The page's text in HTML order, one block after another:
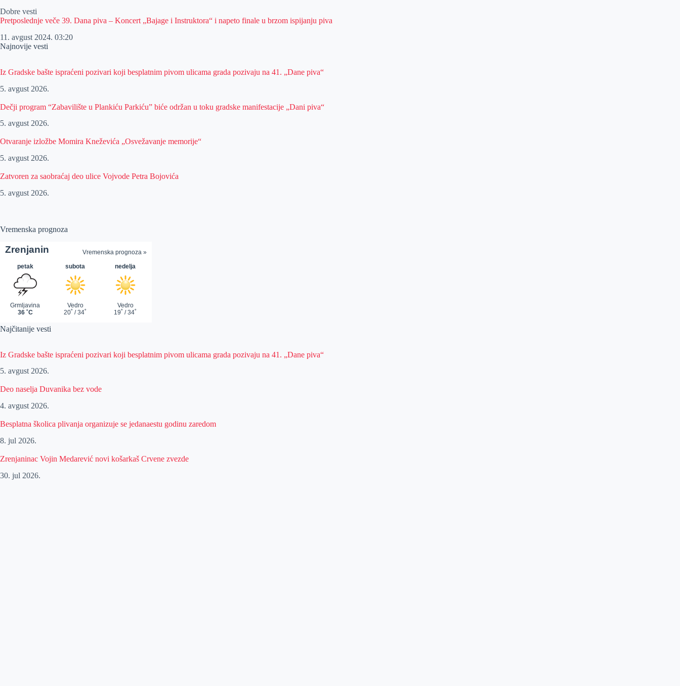
Dobre vesti
Pretposlednje veče 39. Dana piva – Koncert „Bajage i Instruktora“ i napeto finale u brzom ispijanju piva
11. avgust 2024. 03:20
Najnovije vesti
Iz Gradske bašte ispraćeni pozivari koji besplatnim pivom ulicama grada pozivaju na 41. „Dane piva“
5. avgust 2026.
Dečji program “Zabavilište u Plankiću Parkiću” biće održan u toku gradske manifestacije „Dani piva“
5. avgust 2026.
Otvaranje izložbe Momira Kneževića „Osvežavanje memorije“
5. avgust 2026.
Zatvoren za saobraćaj deo ulice Vojvode Petra Bojovića
5. avgust 2026.
Vremenska prognoza
Najčitanije vesti
Iz Gradske bašte ispraćeni pozivari koji besplatnim pivom ulicama grada pozivaju na 41. „Dane piva“
5. avgust 2026.
Deo naselja Duvanika bez vode
4. avgust 2026.
Besplatna školica plivanja organizuje se jedanaestu godinu zaredom
8. jul 2026.
Zrenjaninac Vojin Medarević novi košarkaš Crvene zvezde
30. jul 2026.